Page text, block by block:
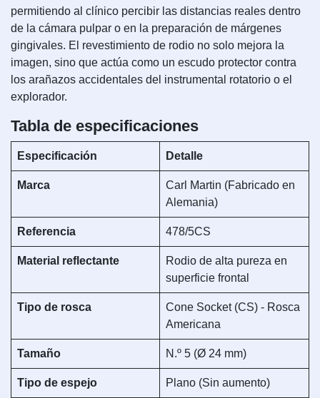
permitiendo al clínico percibir las distancias reales dentro
de la cámara pulpar o en la preparación de márgenes
gingivales. El revestimiento de rodio no solo mejora la
imagen, sino que actúa como un escudo protector contra
los arañazos accidentales del instrumental rotatorio o el
explorador.
Tabla de especificaciones
Especificación Detalle
Marca
Carl Martin (Fabricado en
Alemania)
Referencia 478/5CS
Material reflectante
Rodio de alta pureza en
superficie frontal
Tipo de rosca
Cone Socket (CS) - Rosca
Americana
Tamaño N.º 5 (Ø 24 mm)
Tipo de espejo Plano (Sin aumento)